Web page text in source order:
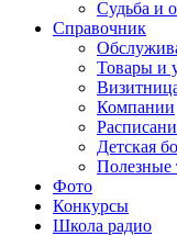
Судьба и
Справочник
Товары и
Компании
Детская
Полезные
Фото
Конкурсы
Школа радио